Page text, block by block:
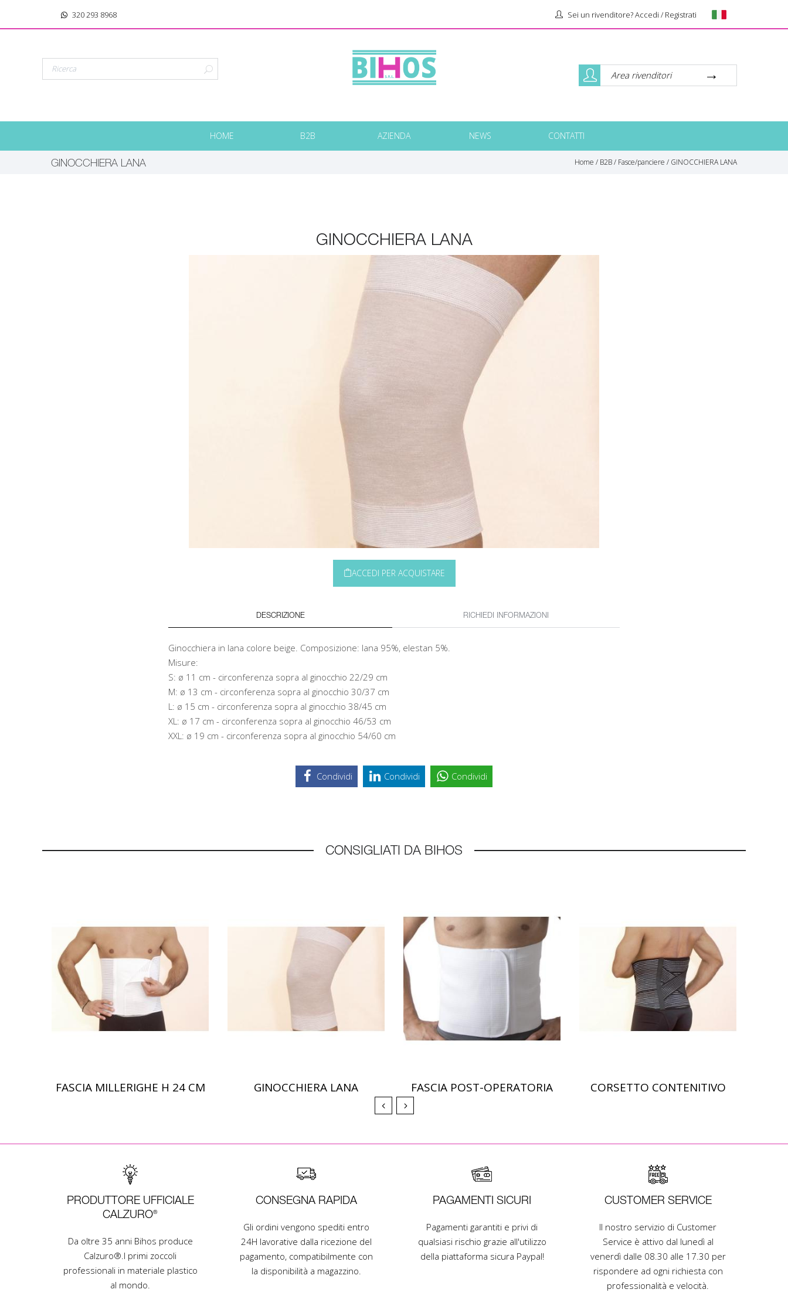
320 293 8968 Sei un rivenditore? Accedi / Registrati
Area rivenditori
HOME B2B AZIENDA NEWS CONTATTI
GINOCCHIERA LANA Home / B2B/ Fasce/panciere / GINOCCHIERA LANA
GINOCCHIERA LANA
ACCEDI PER ACQUISTARE
DESCRIZIONE RICHIEDI INFORMAZIONI
Ginocchiera in lana colore beige. Composizione: lana 95%, elestan 5%.
Misure:
S: ø 11 cm - circonferenza sopra al ginocchio 22/29 cm
M: ø 13 cm - circonferenza sopra al ginocchio 30/37 cm
L: ø 15 cm - circonferenza sopra al ginocchio 38/45 cm
XL: ø 17 cm - circonferenza sopra al ginocchio 46/53 cm
XXL: ø 19 cm - circonferenza sopra al ginocchio 54/60 cm
Condividi Condividi Condividi
CONSIGLIATI DA BIHOS
Scopri di più
FASCIA MILLERIGHE H 24 CM Scopri di più
GINOCCHIERA LANA Scopri di più
FASCIA POST-OPERATORIA Scopri di più
CORSETTO CONTENITIVO
PRODUTTORE UFFICIALE
CALZURO®
Da oltre 35 anni Bihos produce
Calzuro®.I primi zoccoli
professionali in materiale plastico
al mondo.
CONSEGNA RAPIDA
Gli ordini vengono spediti entro
24H lavorative dalla ricezione del
pagamento, compatibilmente con
la disponibilità a magazzino.
PAGAMENTI SICURI
Pagamenti garantiti e privi di
qualsiasi rischio grazie all'utilizzo
della piattaforma sicura Paypal!
CUSTOMER SERVICE
Il nostro servizio di Customer
Service è attivo dal lunedì al
venerdì dalle 08.30 alle 17.30 per
rispondere ad ogni richiesta con
professionalità e velocità.